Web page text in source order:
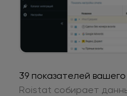
39 показателей
Roistat собирает